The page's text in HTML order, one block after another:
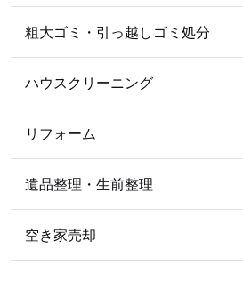
2020年5月
2020年4月
2019年
2019年12月 2019年11月
2019年8月
2018年
2018年11月 2018年10月
2017年
粗大ゴミ・引っ越しゴミ処分
ハウスクリーニング
リフォーム
遺品整理・生前整理
空き家売却